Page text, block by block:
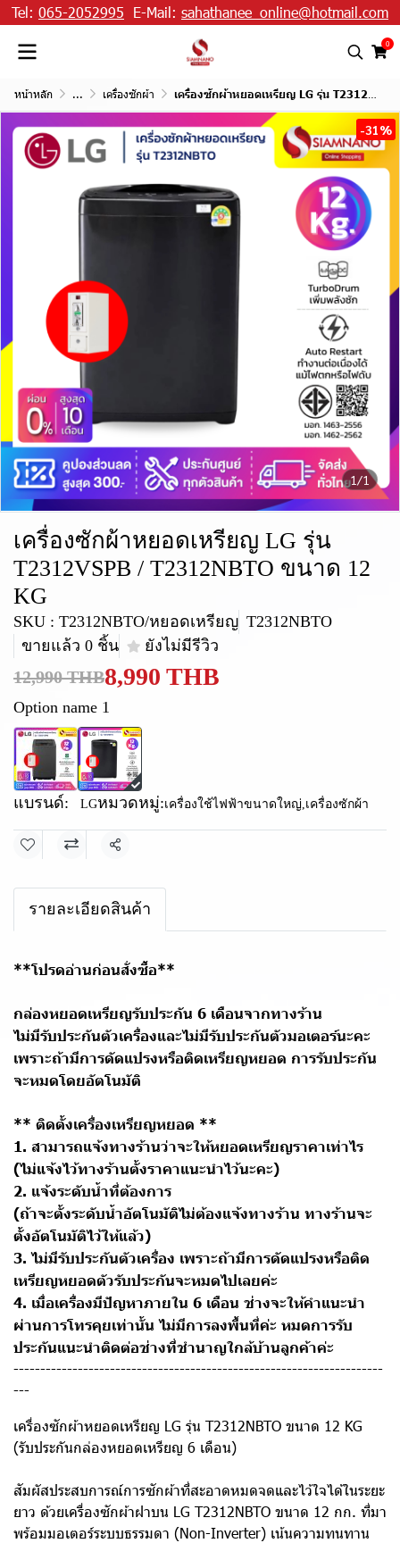
Tel: 065-2052995 E-Mail: sahathanee_online@hotmail.com
0
หน้าหลัก ... เครื่องซักผ้า เครื่องซักผ้าหยอดเหรียญ LG รุ่น T2312VSPB / T2312NBTO ขนาด 12 KG
1/1
-31%
เครื่องซักผ้าหยอดเหรียญ LG รุ่น
T2312VSPB / T2312NBTO ขนาด 12
KG
SKU : T2312NBTO/หยอดเหรียญ T2312NBTO
ขายแล้ว 0 ชิ้น
ยังไม่มีรีวิว
12,990 THB8,990 THB
Option name 1
แบรนด์: LGหมวดหมู่:เครื่องใช้ไฟฟ้าขนาดใหญ่,เครื่องซักผ้า
แชร์
รายละเอียดสินค้า
**โปรดอ่านก่อนสั่งซื้อ**
กล่องหยอดเหรียญรับประกัน 6 เดือนจากทางร้าน
ไม่มีรับประกันตัวเครื่องและไม่มีรับประกันตัวมอเตอร์นะคะ
เพราะถ้ามีการดัดแปรงหรือติดเหรียญหยอด การรับประกัน
จะหมดโดยอัตโนมัติ
** ติดตั้งเครื่องเหรียญหยอด **
1. สามารถแจ้งทางร้านว่าจะให้หยอดเหรียญราคาเท่าไร
(ไม่แจ้งไว้ทางร้านตั้งราคาแนะนำไว้นะคะ)
2. แจ้งระดับน้ำที่ต้องการ
(ถ้าจะตั้งระดับน้ำอัตโนมัติไม่ต้องแจ้งทางร้าน ทางร้านจะ
ตั้งอัตโนมัติไว้ให้แล้ว)
3. ไม่มีรับประกันตัวเครื่อง เพราะถ้ามีการดัดแปรงหรือติด
เหรียญหยอดตัวรับประกันจะหมดไปเลยค่ะ
4. เมื่อเครื่องมีปัญหาภายใน 6 เดือน ช่างจะให้คำแนะนำ
ผ่านการโทรคุยเท่านั้น ไม่มีการลงพื้นที่ค่ะ หมดการรับ
ประกันแนะนำติดต่อช่างที่ชำนาญใกล้บ้านลูกค้าค่ะ
---------------------------------------------------------------------
---
เครื่องซักผ้าหยอดเหรียญ LG รุ่น T2312NBTO ขนาด 12 KG
(รับประกันกล่องหยอดเหรียญ 6 เดือน)
สัมผัสประสบการณ์การซักผ้าที่สะอาดหมดจดและไว้ใจได้ในระยะ
ยาว ด้วยเครื่องซักผ้าฝาบน LG T2312NBTO ขนาด 12 กก. ที่มา
พร้อมมอเตอร์ระบบธรรมดา (Non-Inverter) เน้นความทนทาน